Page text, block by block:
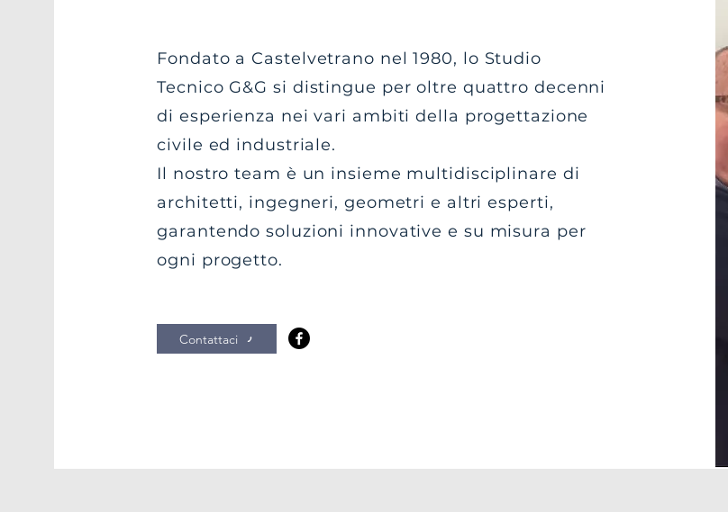
Fondato a Castelvetrano nel 1980, lo Studio
Tecnico G&G si distingue per oltre quattro decenni
di esperienza nei vari ambiti della progettazione
civile ed industriale.
Il nostro team è un insieme multidisciplinare di
architetti, ingegneri, geometri e altri esperti,
garantendo soluzioni innovative e su misura per
ogni progetto.
Contattaci